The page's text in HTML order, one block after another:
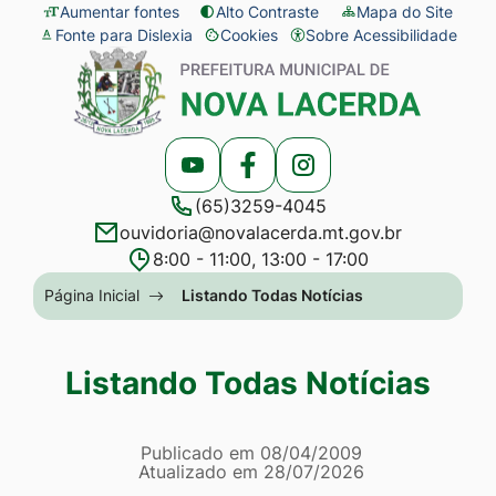
Seção
de
atalhos
acessibilidade
Ir
para
conteúdo
menu
[alt+2]
para
Aumentar fontes Alto Contraste
Mapa do Site
Fonte para Dislexia
Cookies
Abrir
preferências
de
cookies
Sobre Acessibilidade
Seção
menu
Acessar
a
Rede
Social
Acessar
a
Rede
Social
Acessar
a
Rede
Social
(65)3259-4045
ouvidoria@novalacerda.mt.gov.br
8:00 - 11:00, 13:00 - 17:00
Seção
do
principal
Página Inicial Listando Todas Notícias
Listando Todas Notícias
Página Listando Todas
Informações
Publicado em 08/04/2009
Atualizado em 28/07/2026